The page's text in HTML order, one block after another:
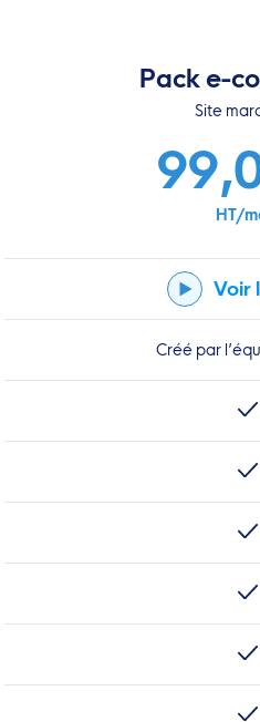
Pack e-
Site
HT/
Voir
Créé par